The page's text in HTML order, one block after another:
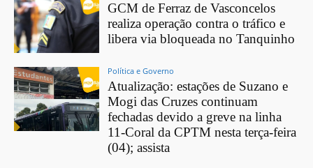
GCM de Ferraz de Vasconcelos
realiza operação contra o tráfico e
libera via bloqueada no Tanquinho
Política e Governo
Atualização: estações de Suzano e
Mogi das Cruzes continuam
fechadas devido a greve na linha
11-Coral da CPTM nesta terça-feira
(04); assista